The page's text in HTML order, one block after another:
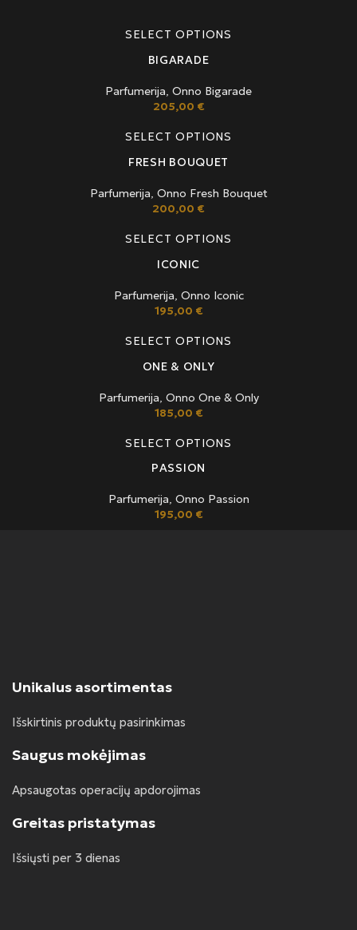
SELECT OPTIONS
BIGARADE
Parfumerija, Onno Bigarade
205,00 €
SELECT OPTIONS
FRESH BOUQUET
Parfumerija, Onno Fresh Bouquet
200,00 €
SELECT OPTIONS
ICONIC
Parfumerija, Onno Iconic
195,00 €
SELECT OPTIONS
ONE & ONLY
Parfumerija Onno One & Only
185,00 €
SELECT OPTIONS
PASSION
Parfumerija, Onno Passion
195,00 €
Unikalus asortimentas
Išskirtinis produktų pasirinkimas
Saugus mokėjimas
Apsaugotas operacijų apdorojimas
Greitas pristatymas
Išsiųsti per 3 dienas